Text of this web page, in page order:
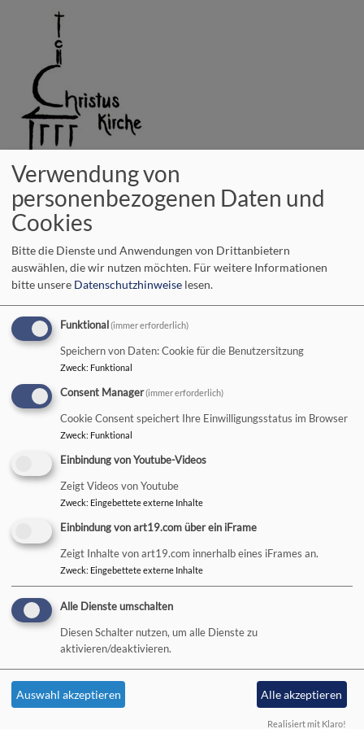
evangelisch in Bad Neustadt a. d. Saale
vielfältig - lebendig - offen
Hauptnavigation
Startseite Ukraine
Ukraine
Ukrainehilfe
Hauptnavigation
Aktuelles
Wer macht
Kirche in
meinem
Kontakt
Impressum
Datenschutzerklärung
Verwendung von
personenbezogenen Daten und
Cookies
Bitte die Dienste und Anwendungen von Drittanbietern
auswählen, die wir nutzen möchten. Für weitere Informationen
bitte unsere Datenschutzhinweise lesen.
Funktional (immer erforderlich)
Speichern von Daten: Cookie für die Benutzersitzung
Zweck: Funktional
Consent Manager(immer erforderlich)
Cookie Consent speichert Ihre Einwilligungsstatus im Browser
Zweck: Funktional
Einbindung von Youtube-Videos
Zeigt Videos von Youtube
Zweck: Eingebettete externe Inhalte
Einbindung von art19.com über ein iFrame
Zeigt Inhalte von art19.com innerhalb eines iFrames an.
Zweck: Eingebettete externe Inhalte
Alle Dienste umschalten
Diesen Schalter nutzen, um alle Dienste zu
aktivieren/deaktivieren.
Auswahl akzeptieren Alle akzeptieren
Realisiert mit Klaro!